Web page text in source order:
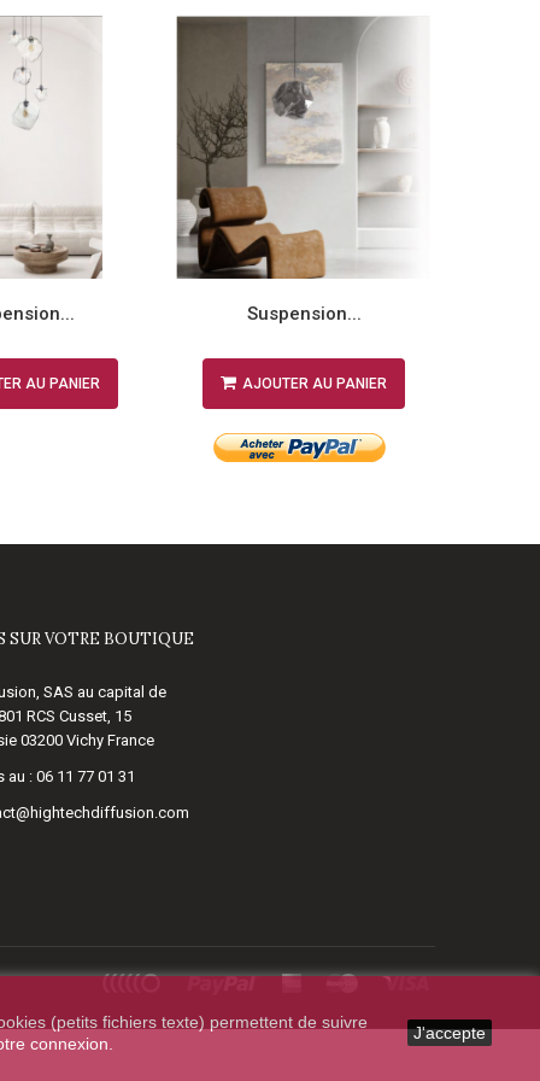
AU PANIER
Suspension...
AJOUTER AU PANIER
SUR VOTRE BOUTIQUE
SAS au capital de
RCS Cusset, 15
03200 Vichy France
au : 06 11 77 01 31
(petits fichiers texte) permettent de suivre
connexion.
J'accepte